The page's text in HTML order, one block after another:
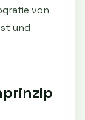
von
und